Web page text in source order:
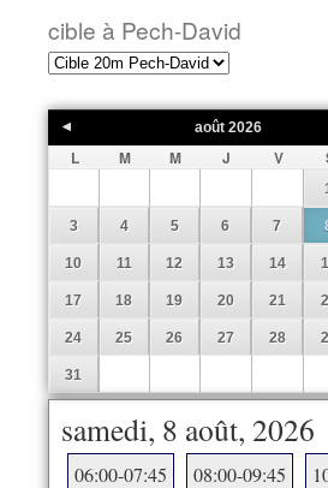
cible à Pech-David
août 2026
L M M J V
3 4 5 6 7
10 11 12 13 14
17 18 19 20 21
24 25 26 27 28
31
samedi, 8 août, 2026
06:00-07:45 08:00-09:45